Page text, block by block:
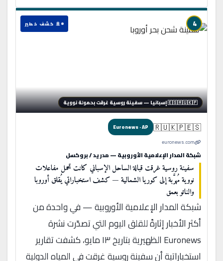
4 🚢 كشف خطير
🇪🇸🇷🇺🇰🇵 إسبانيا — سفينة روسية غرقت بحمولة نووية
🇷🇺🇰🇵🇪🇸
Euronews · AP
euronews.com
شبكة المدار الإعلامية الأوروبية — مدريد / بروكسل
سفينة روسية غرقت قبالة الساحل الإسباني كانت تحمل مفاعلات
نووية مُهرَّبة إلى كوريا الشمالية — كشف استخباراتي يُقلق أوروبا
والناتو بعمق
شبكة المدار الإعلامية الأوروبية — في واحدة من
أكثر الأخبار إثارةً للقلق اليوم التي تصدّرت نشرة
Euronews الظهيرية بتاريخ ١٣ مايو، كشفت تقارير
استخباراتية أن سفينة روسية غرقت في المياه الدولية